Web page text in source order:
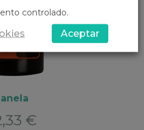
€
controlado.
Aceptar